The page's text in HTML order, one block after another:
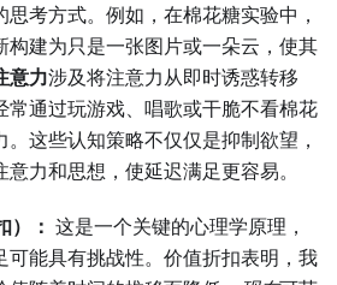
考方式。例如，在棉花糖实验中，
构建为只是一张图片或一朵云，使其
意力涉及将注意力从即时诱惑转移
常通过玩游戏、唱歌或干脆不看棉花
这些认知策略不仅仅是抑制欲望，
力和思想，使延迟满足更容易。
）： 这是一个关键的心理学原理，
可能具有挑战性。价值折扣表明，我